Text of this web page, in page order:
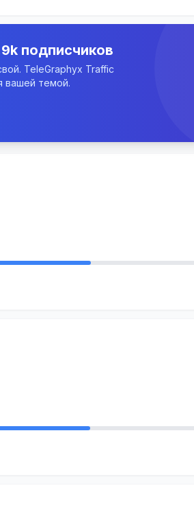
подписчиков
TeleGraphyx Traffic
вашей темой.